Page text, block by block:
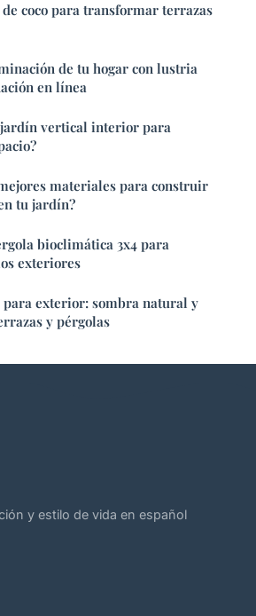
coco para transformar terrazas
de tu hogar con lustria
en línea
jardín vertical interior para
materiales para construir
tu jardín?
bioclimática 3x4 para
exteriores
para exterior: sombra natural y
y pérgolas
y estilo de vida en español